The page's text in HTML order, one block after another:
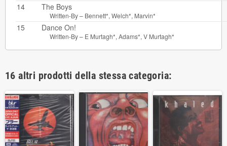
14 The Boys
Written-By – Bennett*, Welch*, Marvin*
15 Dance On!
Written-By – E Murtagh*, Adams*, V Murtagh*
16 altri prodotti della stessa categoria: